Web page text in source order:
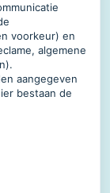
voorkeur) en
algemene
aangegeven
bestaan de